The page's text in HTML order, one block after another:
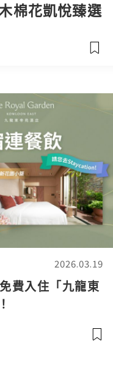
棉花凱悅臻選
2026.03.19
費入住「九龍東